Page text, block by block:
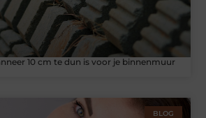
10 cm te dun is voor je binnenmuur
BLOG